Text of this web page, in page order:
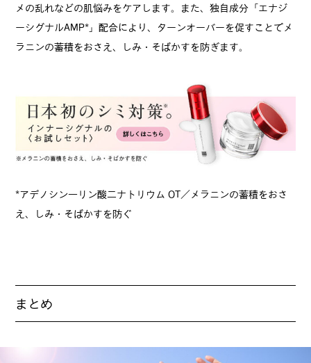
メの乱れなどの肌悩みをケアします。また、独自成分「エナジ
ーシグナルAMP*」配合により、ターンオーバーを促すことでメ
ラニンの蓄積をおさえ、しみ・そばかすを防ぎます。
*アデノシン一リン酸二ナトリウム OT／メラニンの蓄積をおさ
え、しみ・そばかすを防ぐ
まとめ